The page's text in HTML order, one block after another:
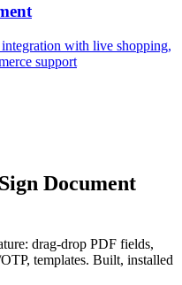
with live shopping,
support
Document
drag-drop PDF fields,
templates. Built, installed